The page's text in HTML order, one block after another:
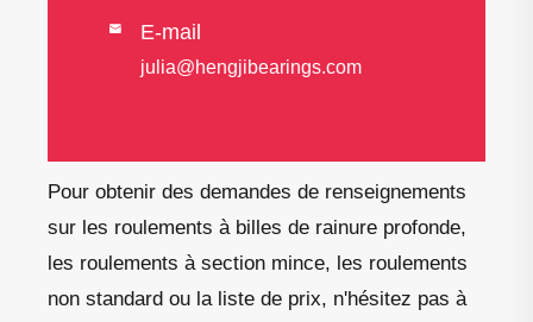
 E-mail
julia@hengjibearings.com
Pour obtenir des demandes de renseignements
sur les roulements à billes de rainure profonde,
les roulements à section mince, les roulements
non standard ou la liste de prix, n'hésitez pas à